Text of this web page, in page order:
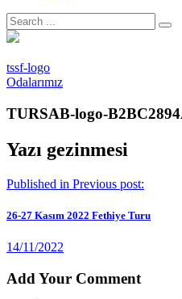
tssf-logo
Odalarımız
TURSAB-logo-
Yazı gezinmesi
Published in Previous post:
26-27 Kasım 2022 Fethiye Turu
14/11/2022
Add Your Comment